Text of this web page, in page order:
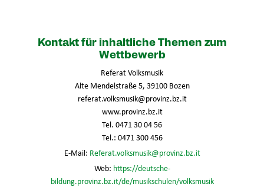
Kontakt für inhaltliche Themen zum
Wettbewerb
Referat Volksmusik
Alte Mendelstraße 5, 39100 Bozen
referat.volksmusik@provinz.bz.it
www.provinz.bz.it
Tel. 0471 30 04 56
Tel.: 0471 300 456
E-Mail: Referat.volksmusik@provinz.bz.it
Web: https://deutsche-
bildung.provinz.bz.it/de/musikschulen/volksmusik